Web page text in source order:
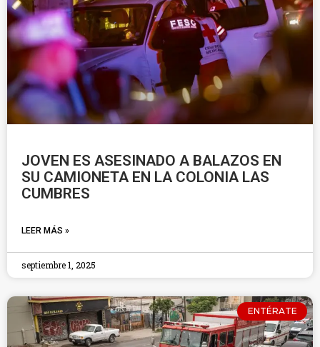
JOVEN ES ASESINADO A BALAZOS EN
SU CAMIONETA EN LA COLONIA LAS
CUMBRES
LEER MÁS »
septiembre 1, 2025
ENTÉRATE